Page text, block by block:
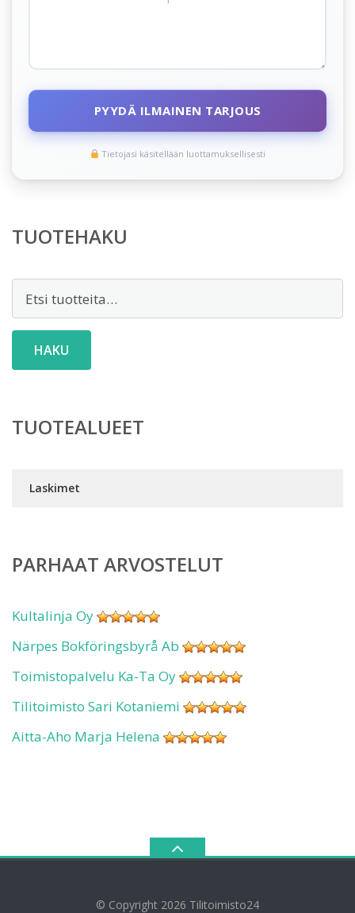
PYYDÄ ILMAINEN TARJOUS
Tietojasi käsitellään luottamuksellisesti
TUOTEHAKU
HAKU
TUOTEALUEET
Laskimet
PARHAAT ARVOSTELUT
Kultalinja Oy
Närpes Bokföringsbyrå Ab
Toimistopalvelu Ka-Ta Oy
Tilitoimisto Sari Kotaniemi
Aitta-Aho Marja Helena
© Copyright 2026 Tilitoimisto24